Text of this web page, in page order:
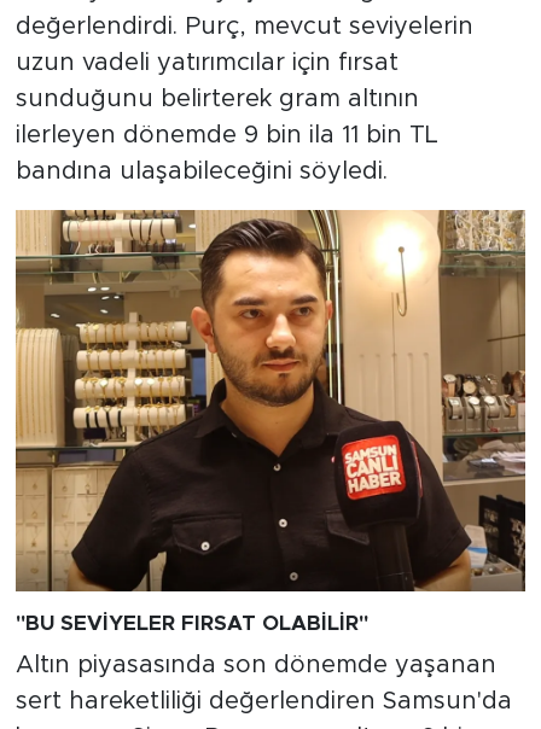
değerlendirdi. Purç, mevcut seviyelerin
uzun vadeli yatırımcılar için fırsat
sunduğunu belirterek gram altının
ilerleyen dönemde 9 bin ila 11 bin TL
bandına ulaşabileceğini söyledi.
"BU SEVİYELER FIRSAT OLABİLİR"
Altın piyasasında son dönemde yaşanan
sert hareketliliği değerlendiren Samsun'da